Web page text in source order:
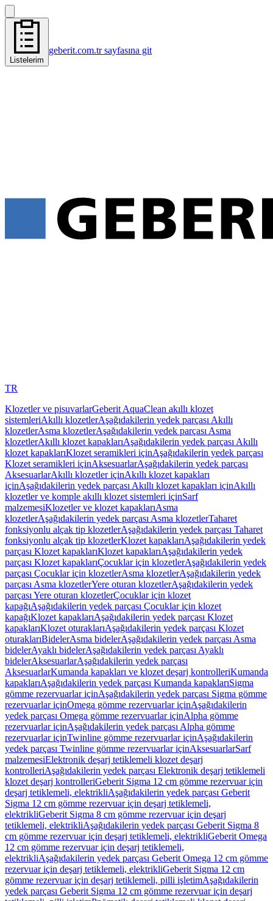
Listelerim
geberit.com.tr sayfasına git
TR
Klozetler ve pisuvarlarGeberit AquaClean akıllı klozet
sistemleriAkıllı klozetlerAşağıdakilerin yedek parçası Akıllı
klozetlerAsma klozetlerAşağıdakilerin yedek parçası Asma
klozetlerAkıllı klozet kapaklarıAşağıdakilerin yedek parçası Akıllı
klozet kapaklarıKlozet seramikleri içinAşağıdakilerin yedek parçası
Klozet seramikleri içinAksesuarlarAşağıdakilerin yedek parçası
AksesuarlarAkıllı klozetler içinAkıllı klozet kapakları
içinAşağıdakilerin yedek parçası Akıllı klozet kapakları içinAkıllı
klozetler ve komple akıllı klozet sistemleri içinSarf
malzemesiKlozetler ve klozet kapaklarıAsma
klozetlerAşağıdakilerin yedek parçası Asma klozetlerTaharet
fonksiyonlu alçak tip klozetlerAşağıdakilerin yedek parçası Taharet
fonksiyonlu alçak tip klozetlerKlozet kapaklarıAşağıdakilerin yedek
parçası Klozet kapaklarıKlozet kapaklarıAşağıdakilerin yedek
parçası Klozet kapaklarıÇocuklar için klozetlerAşağıdakilerin yedek
parçası Çocuklar için klozetlerAsma klozetlerAşağıdakilerin yedek
parçası Asma klozetlerYere oturan klozetlerAşağıdakilerin yedek
parçası Yere oturan klozetlerÇocuklar için klozet
kapağıAşağıdakilerin yedek parçası Çocuklar için klozet
kapağıKlozet kapaklarıAşağıdakilerin yedek parçası Klozet
kapaklarıKlozet oturaklarıAşağıdakilerin yedek parçası Klozet
oturaklarıBidelerAsma bidelerAşağıdakilerin yedek parçası Asma
bidelerAyaklı bidelerAşağıdakilerin yedek parçası Ayaklı
bidelerAksesuarlarAşağıdakilerin yedek parçası
AksesuarlarKumanda kapakları ve klozet deşarj kontrolleriKumanda
kapaklarıAşağıdakilerin yedek parçası Kumanda kapaklarıSigma
gömme rezervuarlar içinAşağıdakilerin yedek parçası Sigma gömme
rezervuarlar içinOmega gömme rezervuarlar içinAşağıdakilerin
yedek parçası Omega gömme rezervuarlar içinAlpha gömme
rezervuarlar içinAşağıdakilerin yedek parçası Alpha gömme
rezervuarlar içinTwinline gömme rezervuarlar içinAşağıdakilerin
yedek parçası Twinline gömme rezervuarlar içinAksesuarlarSarf
malzemesiElektronik deşarj tetiklemeli klozet deşarj
kontrolleriAşağıdakilerin yedek parçası Elektronik deşarj tetiklemeli
klozet deşarj kontrolleriGeberit Sigma 12 cm gömme rezervuar için
deşarj tetiklemeli, elektrikliAşağıdakilerin yedek parçası Geberit
Sigma 12 cm gömme rezervuar için deşarj tetiklemeli,
elektrikliGeberit Sigma 8 cm gömme rezervuar için deşarj
tetiklemeli, elektrikliAşağıdakilerin yedek parçası Geberit Sigma 8
cm gömme rezervuar için deşarj tetiklemeli, elektrikliGeberit Omega
12 cm gömme rezervuar için deşarj tetiklemeli,
elektrikliAşağıdakilerin yedek parçası Geberit Omega 12 cm gömme
rezervuar için deşarj tetiklemeli, elektrikliGeberit Sigma 12 cm
gömme rezervuar için deşarj tetiklemeli, pilli işletimAşağıdakilerin
yedek parçası Geberit Sigma 12 cm gömme rezervuar için deşarj